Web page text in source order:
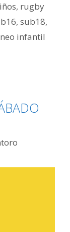
, rugby
, sub18,
infantil